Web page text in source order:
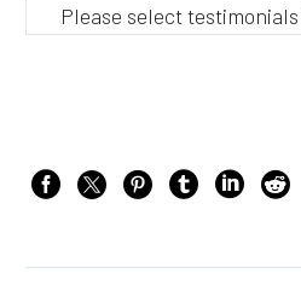
Please select